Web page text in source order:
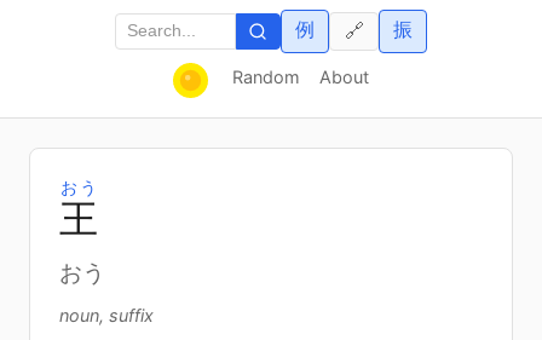
Random About
例 振
🔗
王
おう
おう
noun, suffix